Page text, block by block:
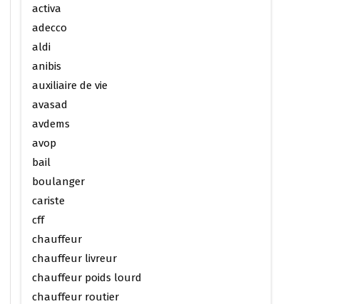
activa
adecco
aldi
anibis
auxiliaire de vie
avasad
avdems
avop
bail
boulanger
cariste
cff
chauffeur
chauffeur livreur
chauffeur poids lourd
chauffeur routier